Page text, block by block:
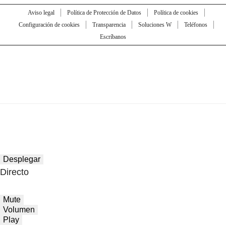
Aviso legal Política de Protección de Datos
Política de cookies
Configuración de cookies
Transparencia Soluciones W
Teléfonos
Escríbanos
Desplegar
Directo
Mute
Volumen
Play